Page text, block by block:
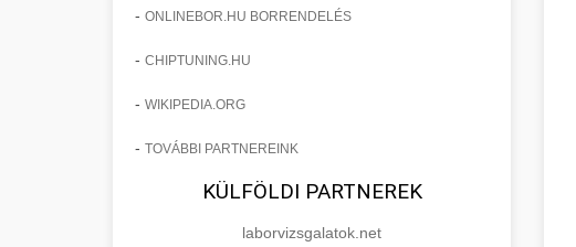
- ONLINEBOR.HU BORRENDELÉS
- CHIPTUNING.HU
- WIKIPEDIA.ORG
- TOVÁBBI PARTNEREINK
KÜLFÖLDI PARTNEREK
laborvizsgalatok.net